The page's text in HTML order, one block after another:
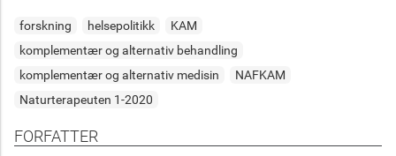
forskning helsepolitikk
KAM
komplementær og alternativ behandling
komplementær og alternativ medisin
NAFKAM
Naturterapeuten 1-2020
FORFATTER